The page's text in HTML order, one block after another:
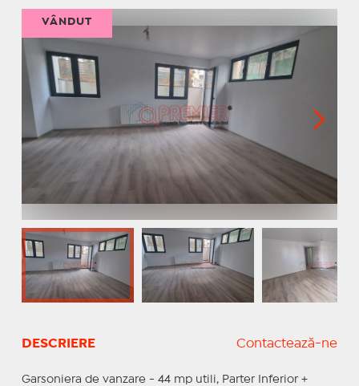
VÂNDUT
DESCRIERE Contactează-ne
Garsoniera de vanzare - 44 mp utili, Parter Inferior +